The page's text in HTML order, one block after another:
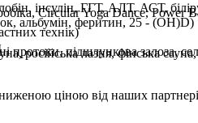
інсулін, ГГТ, АЛТ, АСТ,
альбумін, феритин, 25 - (OH)D)
протоки, підшлункова залоза,
технік)
Circular Yoga Dance, Power
російська лазня, фінська
ціною від наших